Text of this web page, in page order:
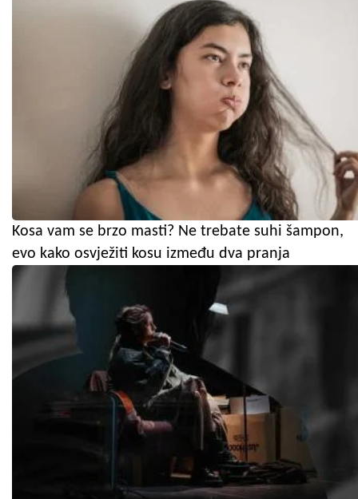
Kosa vam se brzo masti? Ne trebate suhi šampon,
evo kako osvježiti kosu između dva pranja